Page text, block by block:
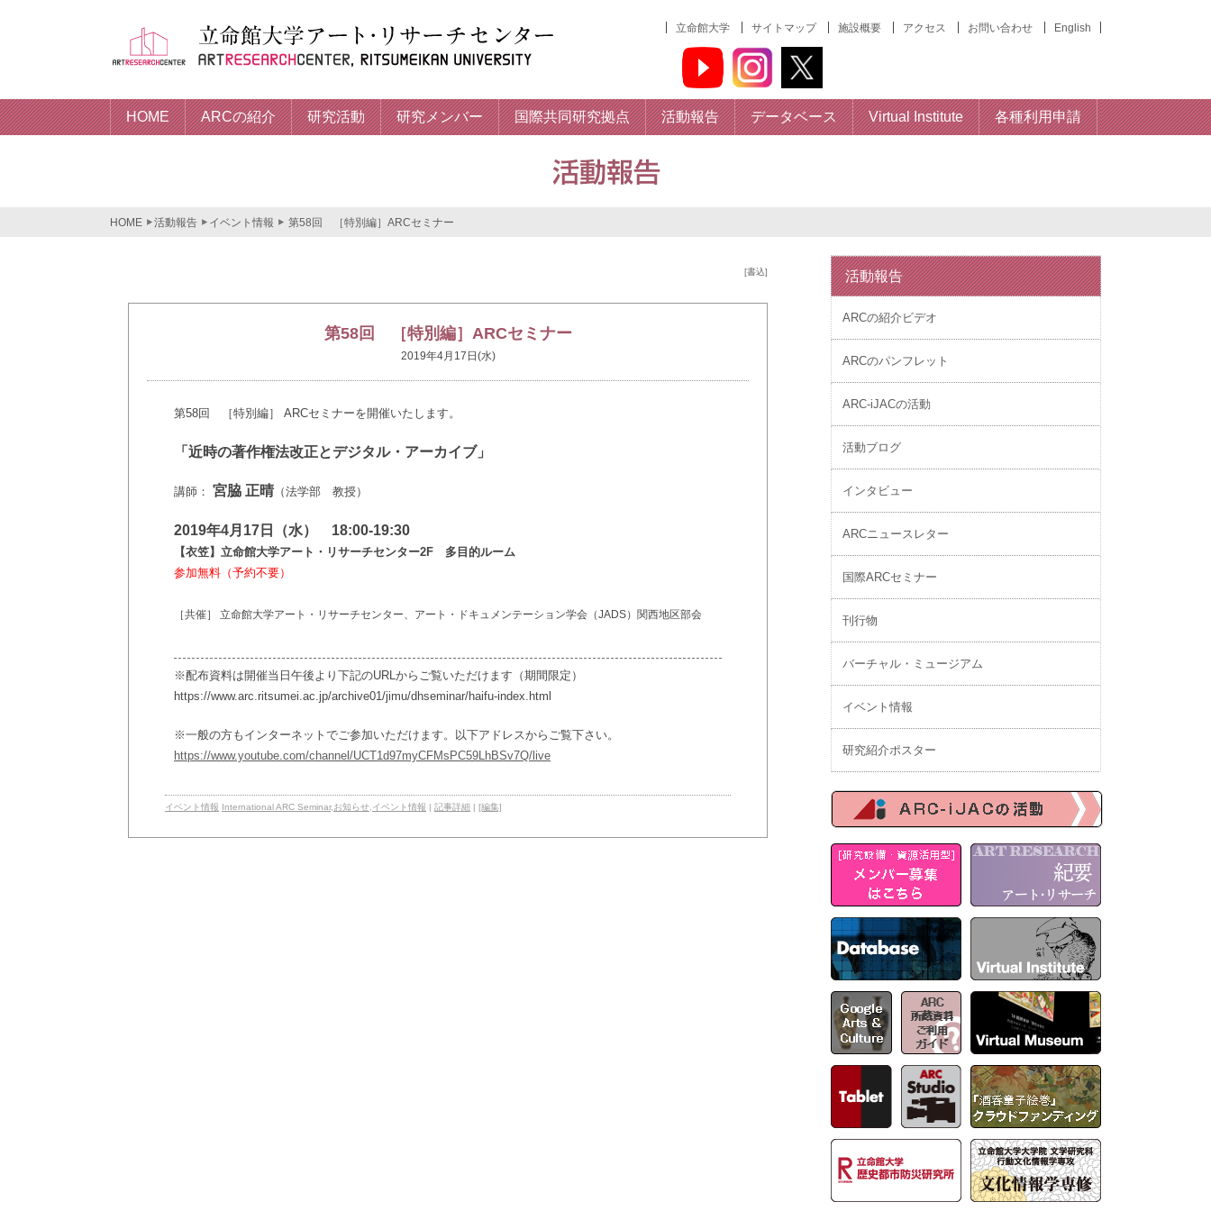
立命館大学 サイトマップ 施設概要 アクセス お問い合わせ English
HOME ARCの紹介 研究活動 研究メンバー 国際共同研究拠点 活動報告 データベース Virtual Institute 各種利用申請
HOME 活動報告 イベント情報 第58回 ［特別編］ARCセミナー
[書込]
第58回 ［特別編］ARCセミナー
2019年4月17日(水)
第58回 ［特別編］ ARCセミナーを開催いたします。
「近時の著作権法改正とデジタル・アーカイブ」
講師： 宮脇 正晴（法学部 教授）
2019年4月17日（水） 18:00-19:30
【衣笠】立命館大学アート・リサーチセンター2F 多目的ルーム
参加無料（予約不要）
［共催］ 立命館大学アート・リサーチセンター、アート・ドキュメンテーション学会（JADS）関西地区部会
※配布資料は開催当日午後より下記のURLからご覧いただけます（期間限定）
https://www.arc.ritsumei.ac.jp/archive01/jimu/dhseminar/haifu-index.html
※一般の方もインターネットでご参加いただけます。以下アドレスからご覧下さい。
https://www.youtube.com/channel/UCT1d97myCFMsPC59LhBSv7Q/live
イベント情報 International ARC Seminar, お知らせ イベント情報 | 記事詳細 | [編集]
活動報告
ARCの紹介ビデオ
ARCのパンフレット
ARC-iJACの活動
活動ブログ
インタビュー
ARCニュースレター
国際ARCセミナー
刊行物
バーチャル・ミュージアム
イベント情報
研究紹介ポスター